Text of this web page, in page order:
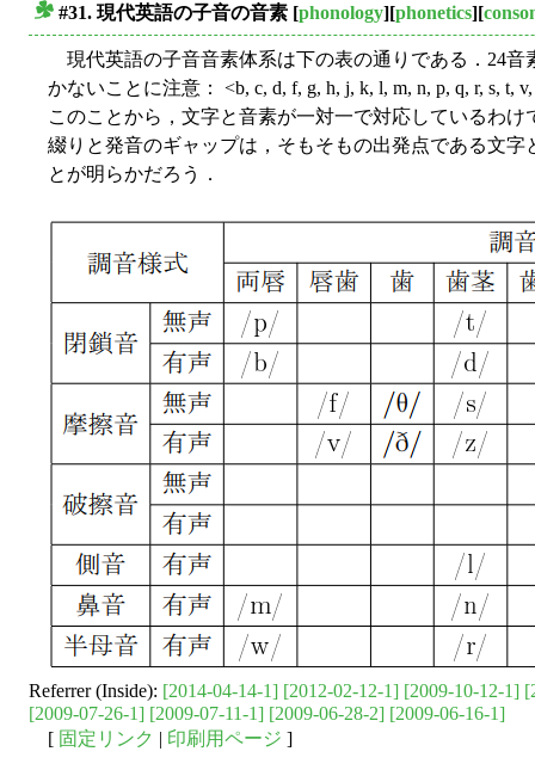
#31. 現代英語の子音の音素 [phonology][phonetics][
現代英語の子音音素体系は下の表の通りである．24音
かないことに注意： <b, c, d, f, g, h, j, k, l, m, n, p, q, r, s, t,
このことから，文字と音素が一対一で対応しているわ
綴りと発音のギャップは，そもそもの出発点である文
とが明らかだろう．
Referrer (Inside): [2014-04-14-1] [2012-02-12-1] [2009-10-12-1]
[2009-07-26-1] [2009-07-11-1] [2009-06-28-2] [2009-06-16-1]
[ 固定リンク | 印刷用ページ ]